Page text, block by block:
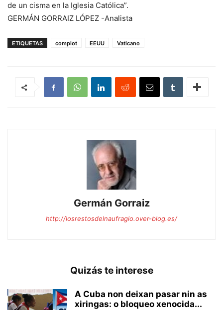
de un cisma en la Iglesia Católica”.
GERMÁN GORRAIZ LÓPEZ -Analista
ETIQUETAS complot EEUU Vaticano
Germán Gorraiz
http://losrestosdelnaufragio.over-blog.es/
Quizás te interese
A Cuba non deixan pasar nin as
xiringas: o bloqueo xenocida...